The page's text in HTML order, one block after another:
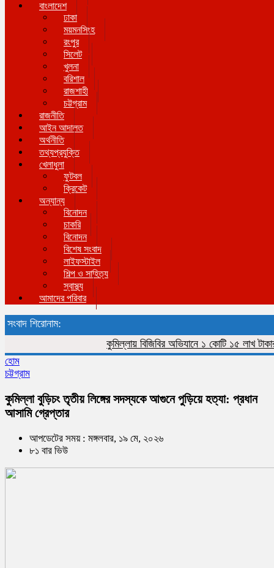
বাংলাদেশ
ঢাকা
ময়মনসিংহ
রংপুর
সিলেট
খুলনা
বরিশাল
রাজশাহী
চট্টগ্রাম
রাজনীতি
আইন আদালত
অর্থনীতি
তথ্যপ্রযুক্তি
খেলাধুলা
ফুটবল
ক্রিকেট
অন্যান্য
বিনোদন
চাকরি
বিনোদন
বিশেষ সংবাদ
লাইফস্টাইল
শিল্প ও সাহিত্য
স্বাস্থ্য
আমাদের পরিবার
সংবাদ শিরোনাম:
কুমিল্লায় বিজিবির অভিযানে ১ কোটি ১৫ লাখ টাকার
হোম
চট্টগ্রাম
কুমিল্লা বুড়িচং তৃতীয় লিঙ্গের সদস্যকে আগুনে পুড়িয়ে হত্যা: প্রধান
আসামি গ্রেপ্তার
আপডেটের সময় : মঙ্গলবার, ১৯ মে, ২০২৬
৮১ বার ভিউ